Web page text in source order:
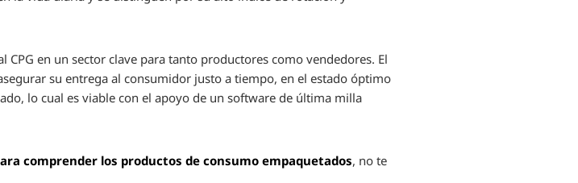
en un sector clave para tanto productores como vendedores. El
su entrega al consumidor justo a tiempo, en el estado óptimo
lo cual es viable con el apoyo de un software de última milla
comprender los productos de consumo empaquetados, no te